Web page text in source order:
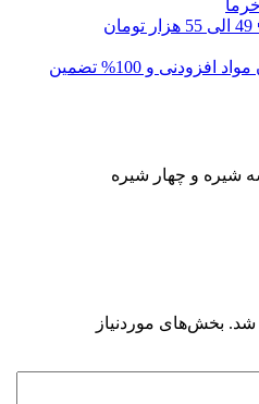
شیره انگور اصل بدون مواد افزودنی و 100% تضمین
شد. بخش‌های موردنیاز